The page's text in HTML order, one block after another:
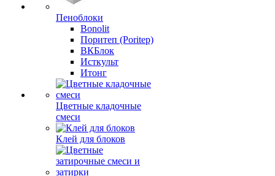
Пеноблоки
Bonolit
Поритеп (Poritep)
ВКБлок
Исткульт
Итонг
Цветные кладочные
смеси
Клей для блоков